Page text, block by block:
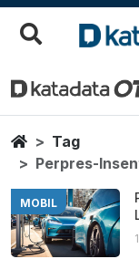
Perpres
Berita
HomeTag
Perpres-
MOBIL